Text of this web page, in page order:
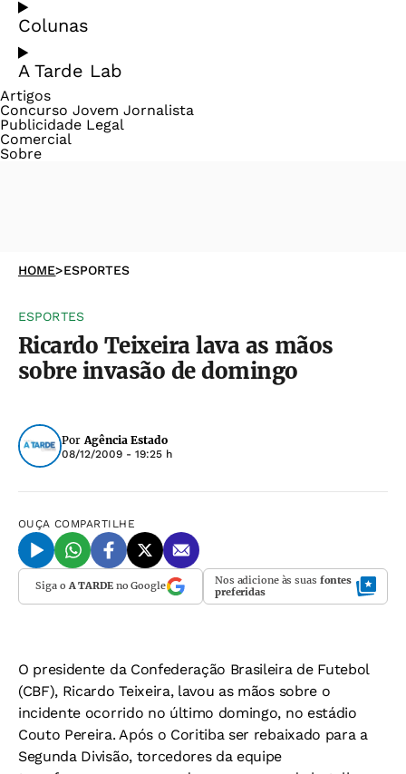
Colunas
A Tarde Lab
Artigos
Concurso Jovem Jornalista
Publicidade Legal
Comercial
Sobre
HOME>ESPORTES
ESPORTES
Ricardo Teixeira lava as mãos
sobre invasão de domingo
Por Agência Estado
08/12/2009 - 19:25 h
OUÇA COMPARTILHE
Siga oA TARDEno Google Nos adicione às suas fontes
preferidas
O presidente da Confederação Brasileira de Futebol
(CBF), Ricardo Teixeira, lavou as mãos sobre o
incidente ocorrido no último domingo, no estádio
Couto Pereira. Após o Coritiba ser rebaixado para a
Segunda Divisão, torcedores da equipe